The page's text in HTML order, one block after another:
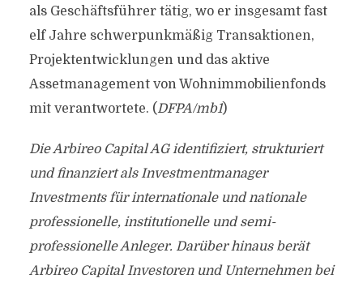
als Geschäftsführer tätig, wo er insgesamt fast
elf Jahre schwerpunkmäßig Transaktionen,
Projektentwicklungen und das aktive
Assetmanagement von Wohnimmobilienfonds
mit verantwortete. (DFPA/mb1)
Die Arbireo Capital AG identifiziert, strukturiert
und finanziert als Investmentmanager
Investments für internationale und nationale
professionelle, institutionelle und semi-
professionelle Anleger. Darüber hinaus berät
Arbireo Capital Investoren und Unternehmen bei